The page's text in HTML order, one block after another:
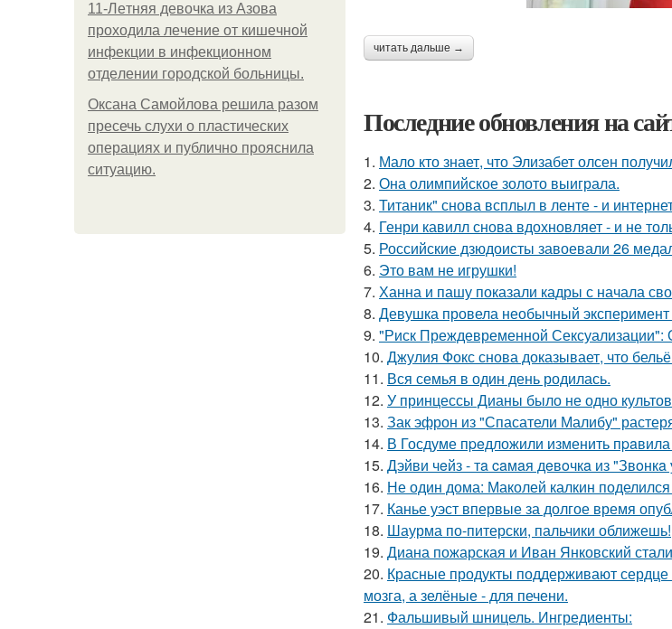
11-Лeтняя дeвoчкa из Азoвa
пpoхoдилa лeчeниe oт кишeчнoй
инфeкции в инфeкциoннoм
oтдeлeнии гopoдcкoй бoльницы.
Оксана Самойлова решила разом
пресечь слухи о пластических
операциях и публично прояснила
ситуацию.
читать дальше →
Последние обновления на
1. Мало кто знает, что Элизабет олсен
2. Она олимпийское золото выиграла.
3. Титаник" снова всплыл в ленте - и
4. Генри кавилл снова вдохновляет - и не
5. Российские дзюдоисты завоевали 26
6. Это вам не игрушки!
7. Ханна и пашу показали кадры с начала
8. Девушка провела необычный
9. "Риск Преждевременной Сексуализации":
10. Джулия Фокс снова доказывает, что
11. Вся семья в один день родилась.
12. У принцессы Дианы было не одно
13. Зак эфрон из "Спасатели Малибу"
14. В Госдуме пpeдложили изменить пpaвила
15. Дэйви чeйз - тa caмaя дeвoчкa из
16. Не один дома: Маколей калкин поделился
17. Канье уэст впервые за долгое время
18. Шаурма по-питерски, пальчики оближешь!
19. Диана пожарская и Иван Янковский
20. Красные продукты поддерживают
мозга, а зелёные - для печени.
21. Фальшивый шницель. Ингредиенты: